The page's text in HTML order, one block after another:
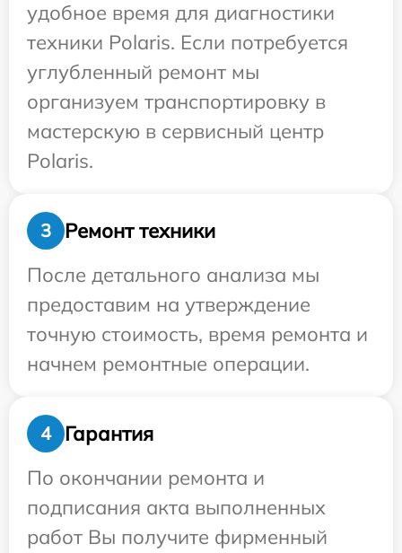
удобное время для диагностики
техники Polaris. Если потребуется
углубленный ремонт мы
организуем транспортировку в
мастерскую в сервисный центр
Polaris.
3
Ремонт техники
После детального анализа мы
предоставим на утверждение
точную стоимость, время ремонта и
начнем ремонтные операции.
4
Гарантия
По окончании ремонта и
подписания акта выполненных
работ Вы получите фирменный